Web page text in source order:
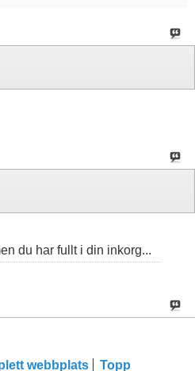
du har fullt i din inkorg...
webbplats Topp